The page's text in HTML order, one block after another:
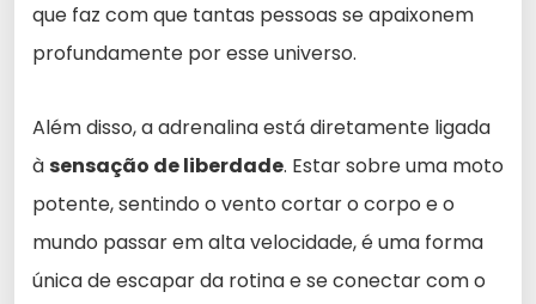
que faz com que tantas pessoas se apaixonem
profundamente por esse universo.
Além disso, a adrenalina está diretamente ligada
àsensação de liberdade. Estar sobre uma moto
potente, sentindo o vento cortar o corpo e o
mundo passar em alta velocidade, é uma forma
única de escapar da rotina e se conectar com o